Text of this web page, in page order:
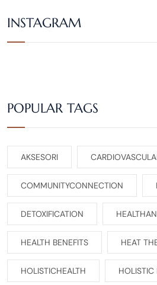
INSTAGRAM
POPULAR TAGS
AKSESORI
COMMUNITYCONNECTION
DETOXIFICATION
HEALTH BENEFITS HEAT
HOLISTICHEALTH HOLISTIC